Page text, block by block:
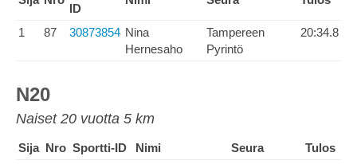
ID
1 87 30873854 Nina
Hernesaho
Tampereen
Pyrintö
20:34.8
N20
Naiset 20 vuotta 5 km
Sija Nro Sportti-ID Nimi Seura
Tulos